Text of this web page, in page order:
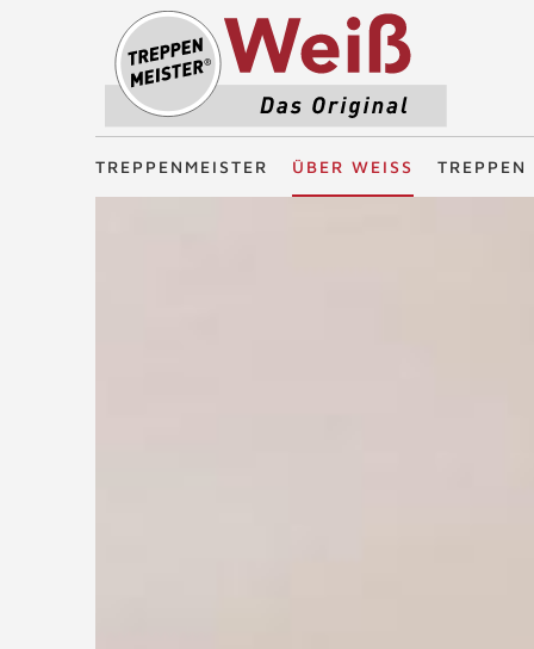
Treppenmeister - Das Original
TREPPENMEISTER ÜBER WEISS TREPPEN